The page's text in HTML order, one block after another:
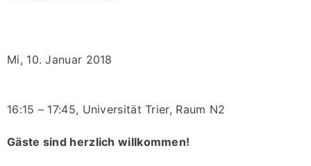
Mi, 10. Januar 2018
16:15 – 17:45, Universität Trier, Raum N2
Gäste sind herzlich willkommen!